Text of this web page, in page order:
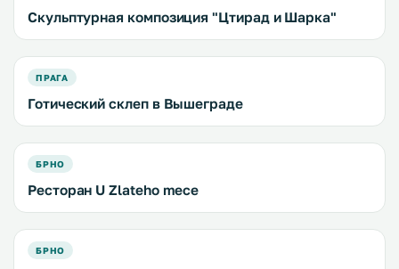
Скульптурная композиция "Цтирад и Шарка"
ПРАГА
Готический склеп в Вышеграде
БРНО
Ресторан U Zlateho mece
БРНО